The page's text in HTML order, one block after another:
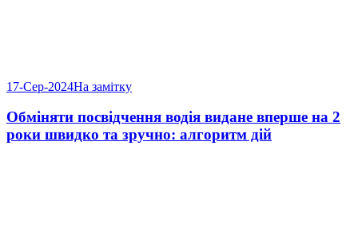
17-Сер-2024На замітку
Обміняти посвідчення водія видане вперше на 2
роки швидко та зручно: алгоритм дій